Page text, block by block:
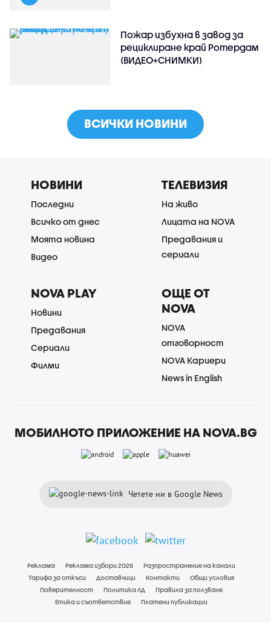
Пожар избухна в завод за
рециклиране край Ротердам
(ВИДЕО+СНИМКИ)
ВСИЧКИ НОВИНИ
НОВИНИ
Последни
Всичко от днес
Моята новина
Видео
ТЕЛЕВИЗИЯ
На живо
Лицата на NOVA
Предавания и
сериали
NOVA PLAY
Новини
Предавания
Сериали
Филми
ОЩЕ ОТ
NOVA
NOVA
отговорност
NOVA Кариери
News in English
МОБИЛНОТО ПРИЛОЖЕНИЕ НА NOVA.BG
Четете ни в Google News
Реклама Реклама избори 2026
Разпространение на канали
Тарифа за откъси
Доставчици Контакти
Общи условия
Поверителност
Политика ЛД
Правила за ползване
Етика и съответствие
Платени публикации